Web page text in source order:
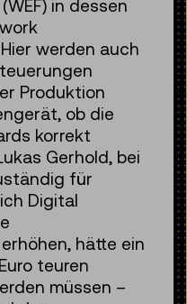
in dessen
werden auch
Produktion
ob die
korrekt
Gerhold, bei
für
Digital
hätte ein
teuren
müssen –